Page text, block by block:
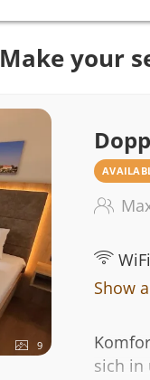
Make your
9
WiFi
Show
sich in